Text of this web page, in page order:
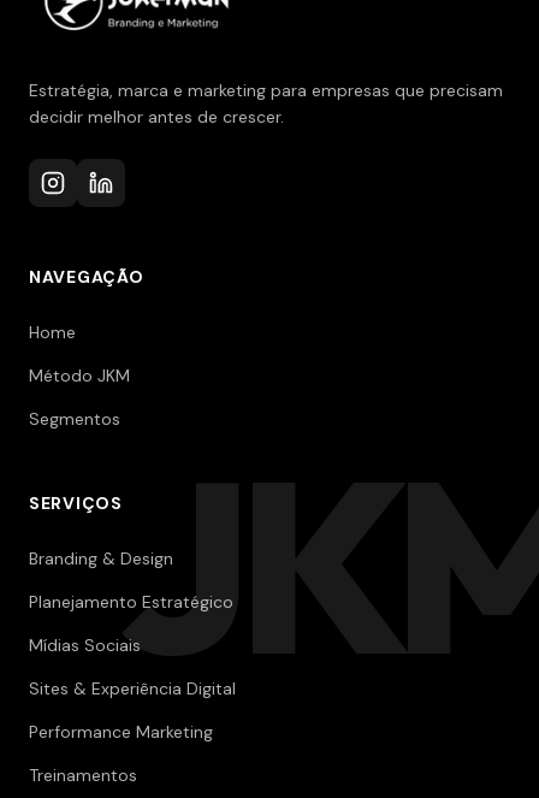
Estratégia, marca e marketing para empresas que precisam
decidir melhor antes de crescer.
NAVEGAÇÃO
Home
Método JKM
Segmentos
SERVIÇOS
Branding & Design
Planejamento Estratégico
Mídias Sociais
Sites & Experiência Digital
Performance Marketing
Treinamentos